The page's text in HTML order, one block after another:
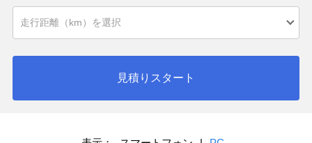
見積りスタート